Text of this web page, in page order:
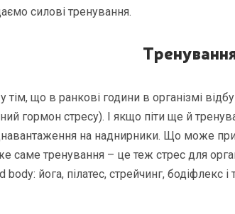
силові тренування.
у тім, що в ранкові години в організмі
гормон стресу). І якщо піти ще й
на наднирники. Що може
саме тренування – це теж стрес для
body: йога, пілатес, стрейчинг, бодіфлекс і